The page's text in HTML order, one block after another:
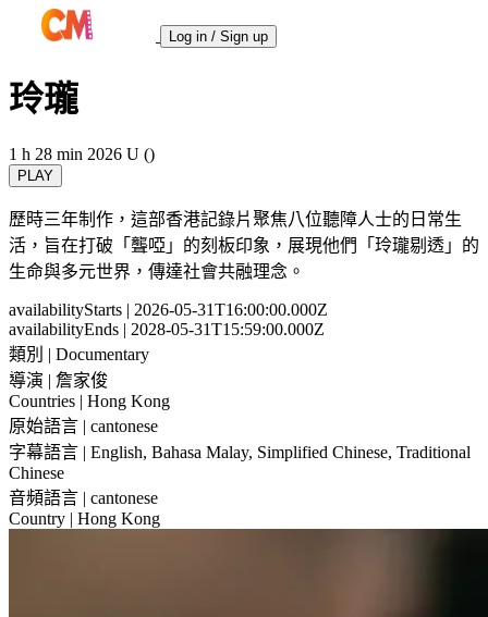
Log in / Sign up
玲瓏
1 h 28 min 2026 U ()
PLAY
歷時三年制作，這部香港記錄片聚焦八位聽障人士的日常生
活，旨在打破「聾啞」的刻板印象，展現他們「玲瓏剔透」的
生命與多元世界，傳達社會共融理念。
availabilityStarts | 2026-05-31T16:00:00.000Z
availabilityEnds | 2028-05-31T15:59:00.000Z
類別 | Documentary
導演 | 詹家俊
Countries | Hong Kong
原始語言 | cantonese
字幕語言 | English, Bahasa Malay, Simplified Chinese, Traditional
Chinese
音頻語言 | cantonese
Country | Hong Kong